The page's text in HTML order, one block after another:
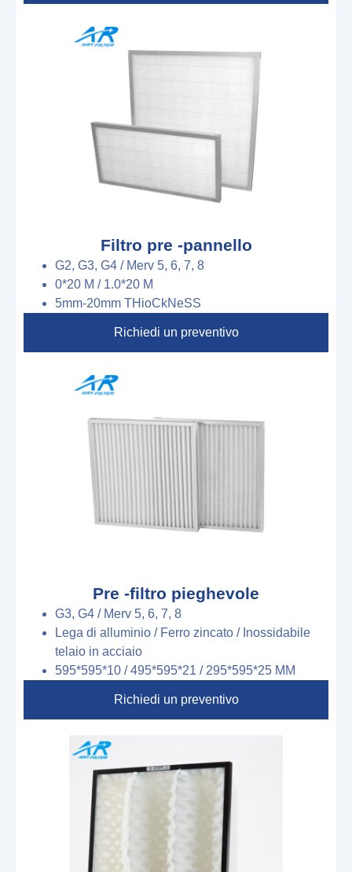
Filtro pre -pannello
G2, G3, G4 / Merv 5, 6, 7, 8
0*20 M / 1.0*20 M
5mm-20mm TH ioCkNeSS
Richiedi un preventivo
Pre -filtro pieghevole
G3, G4 / Merv 5, 6, 7, 8
Lega di alluminio / Ferro zincato / Inossidabile
telaio in acciaio
595*595*10 / 495*595*21 / 295*595*25 M M
Richiedi un preventivo